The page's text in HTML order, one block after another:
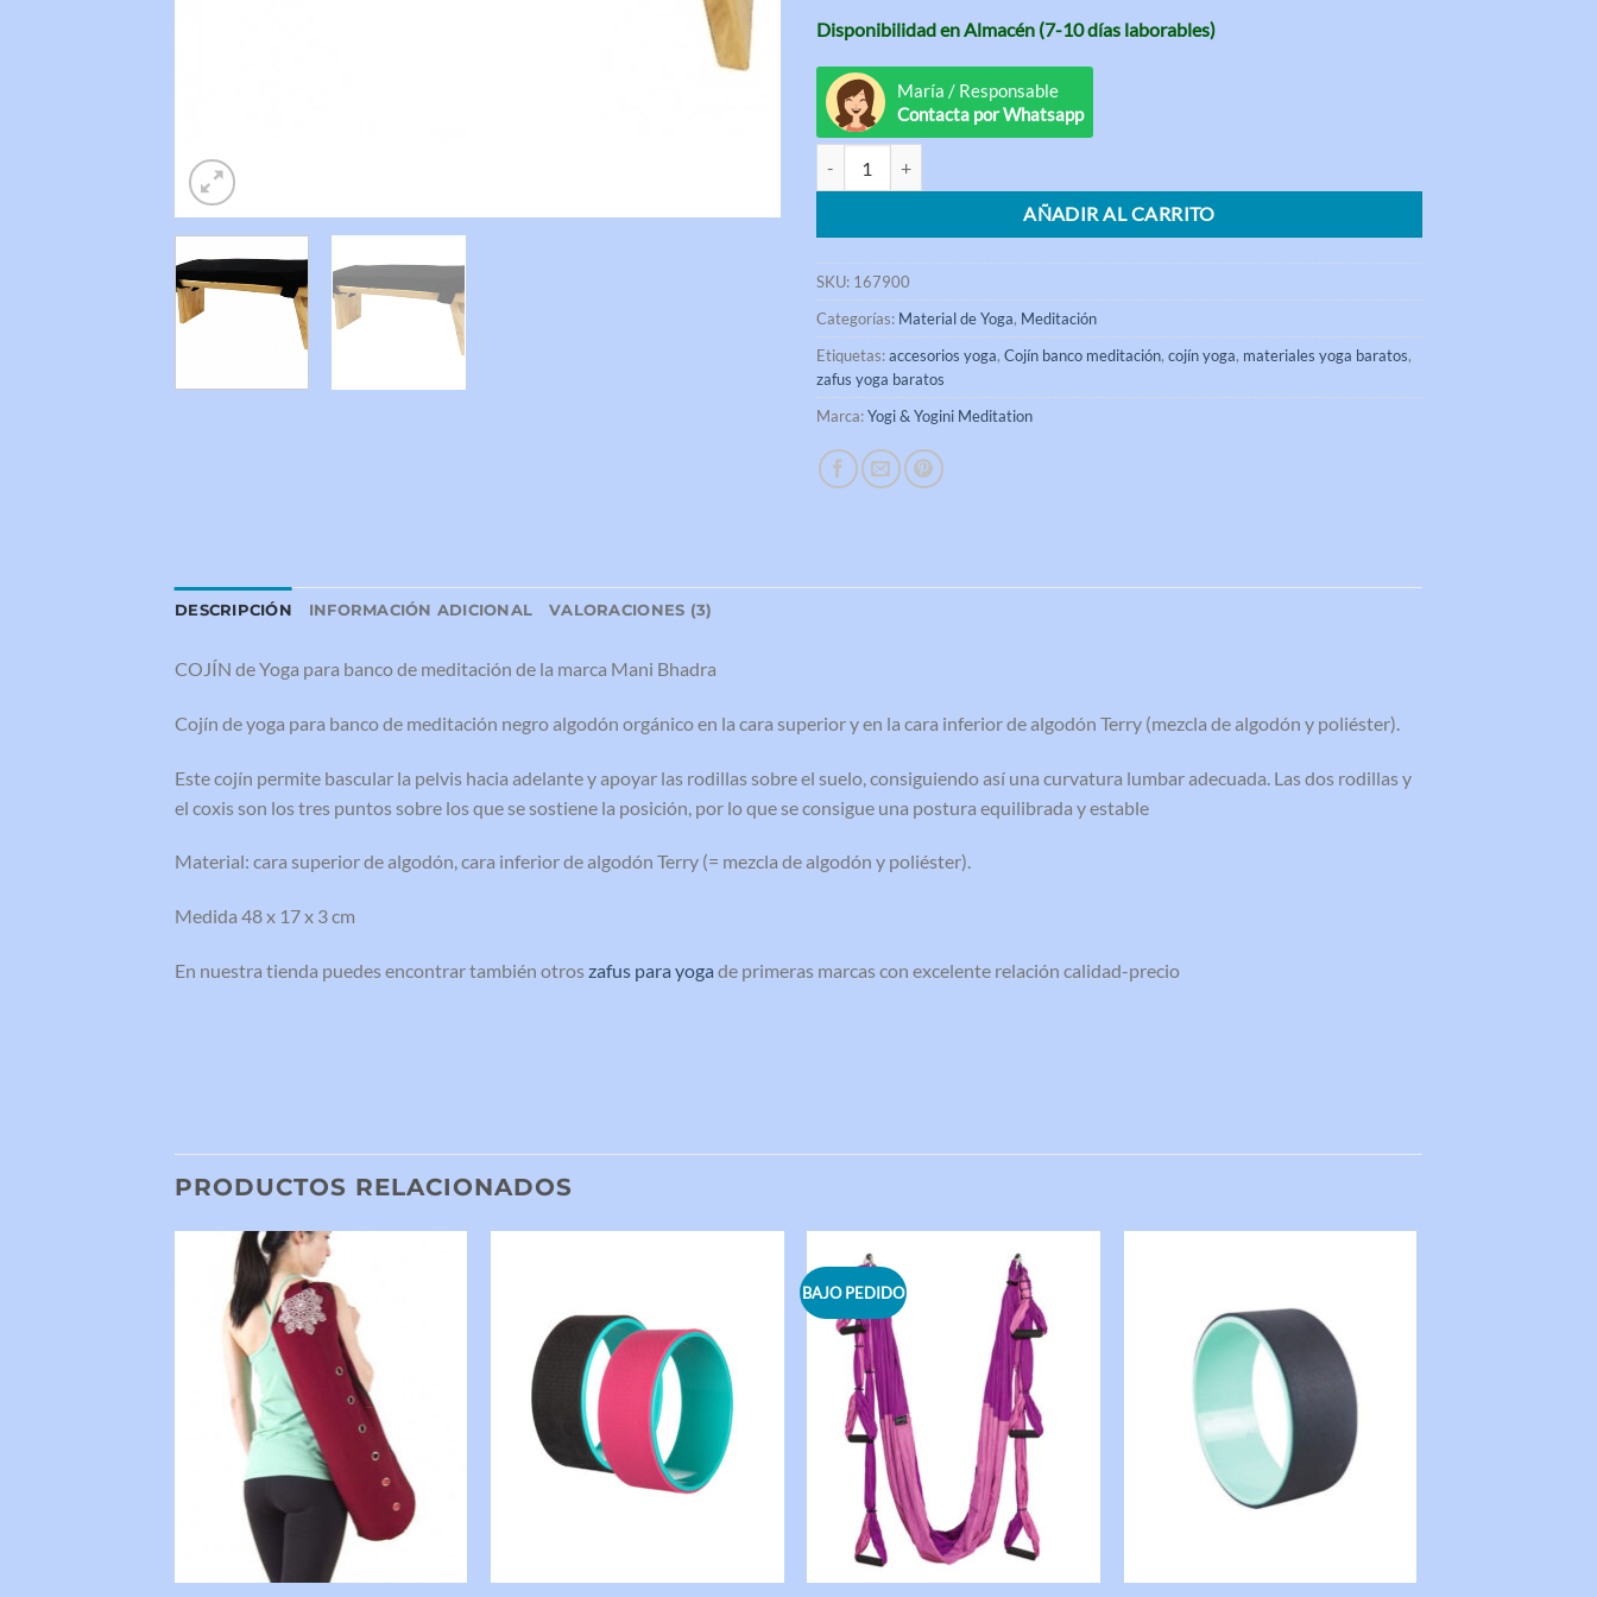
Disponibilidad en Almacén (7-10 días laborables)
María / Responsable
Contacta por Whatsapp
AÑADIR AL CARRITO
SKU: 167900
Categorías: Material de Yoga, Meditación
Etiquetas:accesorios yoga, Cojín banco meditación, cojín yoga, materiales yoga baratos,
zafus yoga baratos
Marca:Yogi & Yogini Meditation
DESCRIPCIÓN INFORMACIÓN ADICIONAL VALORACIONES (3)
COJÍN de Yoga para banco de meditación de la marca Mani Bhadra
Cojín de yoga para banco de meditación negro algodón orgánico en la cara superior y en la cara inferior de algodón Terry (mezcla de algodón y poliéster).
Este cojín permite bascular la pelvis hacia adelante y apoyar las rodillas sobre el suelo, consiguiendo así una curvatura lumbar adecuada. Las dos rodillas y
el coxis son los tres puntos sobre los que se sostiene la posición, por lo que se consigue una postura equilibrada y estable
Material: cara superior de algodón, cara inferior de algodón Terry (= mezcla de algodón y poliéster).
Medida 48 x 17 x 3 cm
En nuestra tienda puedes encontrar también otroszafus para yoga de primeras marcas con excelente relación calidad-precio
PRODUCTOS RELACIONADOS
BAJO PEDIDO